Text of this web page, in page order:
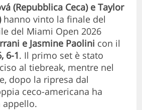
(Repubblica Ceca) e Taylor
hanno vinto la finale del
del Miami Open 2026
e Jasmine Paolini con il
6-1. Il primo set è stato
al tiebreak, mentre nel
dopo la ripresa dal
ceco-americana ha
appello.